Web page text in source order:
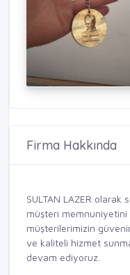
Firma Hakkında
SULTAN LAZER
müşteri
müşterilerimizin
ve kaliteli hizmet
devam ediyoruz.